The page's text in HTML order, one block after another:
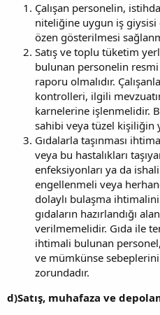
Çalışan personelin,
niteliğine uygun iş
özen gösterilmesi
Satış ve toplu tüketim
bulunan personelin resmi
raporu olmalıdır.
kontrolleri, ilgili
karnelerine işlenmelidir.
sahibi veya tüzel kişiliğin
Gıdalarla taşınması
veya bu hastalıkları
enfeksiyonları ya da
engellenmeli veya
dolaylı bulaşma
gıdaların hazırlandığı
verilmemelidir. Gıda ile
ihtimali bulunan
ve mümkünse
zorundadır.
d)Satış, muhafaza ve